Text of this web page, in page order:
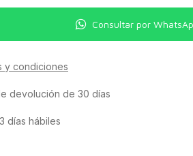
Consultar por
y condiciones
devolución de 30 días
días hábiles